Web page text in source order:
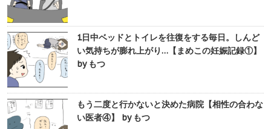
1日中ベッドとトイレを往復をする毎日。しんど
い気持ちが膨れ上がり…【まめこの妊娠記録①】
by もつ
もう二度と行かないと決めた病院【相性の合わな
い医者④】 by もつ